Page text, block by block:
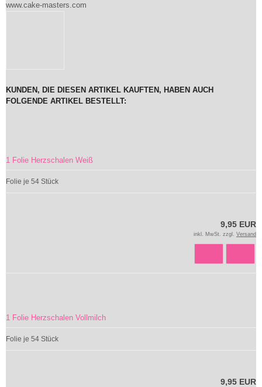
www.cake-masters.com
KUNDEN, DIE DIESEN ARTIKEL KAUFTEN, HABEN AUCH
FOLGENDE ARTIKEL BESTELLT:
1 Folie Herzschalen Weiß
Folie je 54 Stück
9,95 EUR
inkl. MwSt. zzgl. Versand
1 Folie Herzschalen Vollmilch
Folie je 54 Stück
9,95 EUR